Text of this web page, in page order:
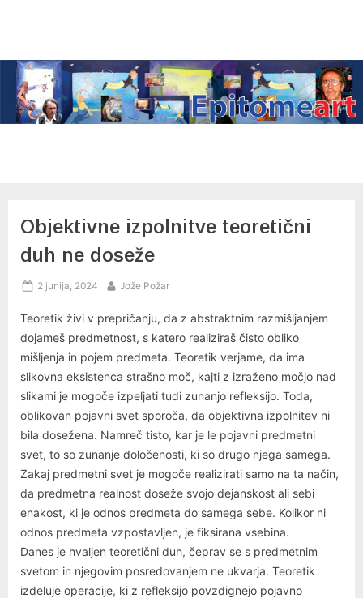
Objektivne izpolnitve teoretični
duh ne doseže
Posted
2 junija, 2024 By
Jože Požar
Teoretik živi v prepričanju, da z abstraktnim razmišljanjem
dojameš predmetnost, s katero realiziraš čisto obliko
mišljenja in pojem predmeta. Teoretik verjame, da ima
slikovna eksistenca strašno moč, kajti z izraženo močjo nad
slikami je mogoče izpeljati tudi zunanjo refleksijo. Toda,
oblikovan pojavni svet sporoča, da objektivna izpolnitev ni
bila dosežena. Namreč tisto, kar je le pojavni predmetni
svet, to so zunanje določenosti, ki so drugo njega samega.
Zakaj predmetni svet je mogoče realizirati samo na ta način,
da predmetna realnost doseže svojo dejanskost ali sebi
enakost, ki je odnos predmeta do samega sebe. Kolikor ni
odnos predmeta vzpostavljen, je fiksirana vsebina.
Danes je hvaljen teoretični duh, čeprav se s predmetnim
svetom in njegovim posredovanjem ne ukvarja. Teoretik
izdeluje operacije, ki z refleksijo povzdignejo pojavno